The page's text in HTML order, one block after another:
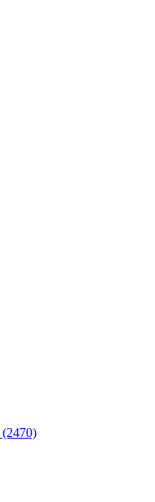
(2470)